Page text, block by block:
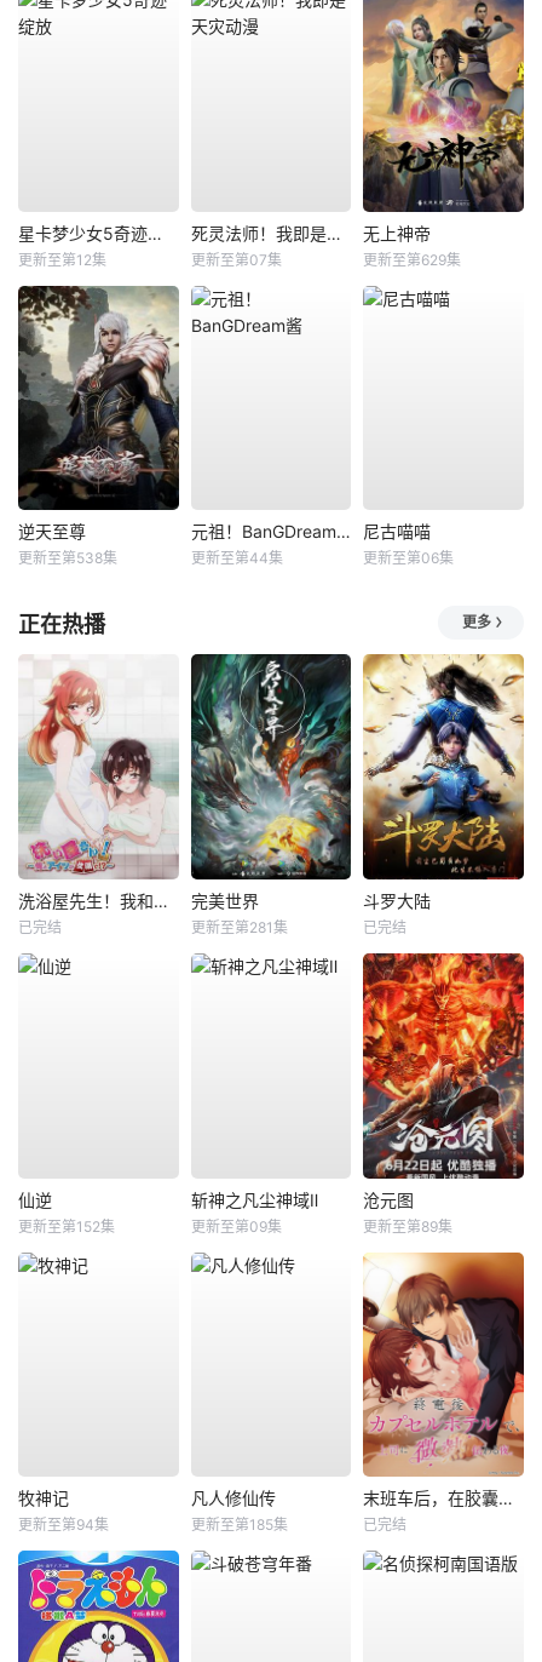
星卡梦少女5奇迹绽放
更新至第12集
死灵法师！我即是天灾动漫
更新至第07集
无上神帝
更新至第629集
逆天至尊
更新至第538集
元祖！BanGDream酱
更新至第44集
尼古喵喵
更新至第06集
正在热播 更多
洗浴屋先生！我和那家伙在女浴池！？
已完结
完美世界
更新至第281集
斗罗大陆
已完结
仙逆
更新至第152集
斩神之凡尘神域Ⅱ
更新至第09集
沧元图
更新至第89集
牧神记
更新至第94集
凡人修仙传
更新至第185集
末班车后，在胶囊旅馆向上司传递微热的夜晚
已完结